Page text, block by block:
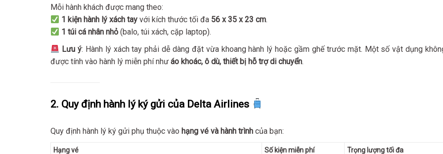
Mỗi hành khách được mang theo:
1 kiện hành lý xách tay với kích thước tối đa 56 x 35 x 23 cm.
1 túi cá nhân nhỏ (balo, túi xách, cặp laptop).
Lưu ý: Hành lý xách tay phải dễ dàng đặt vừa khoang hành lý hoặc gầm ghế trước mặt. Một số vật dụng
được tính vào hành lý miễn phí như áo khoác, ô dù, thiết bị hỗ trợ di chuyển.
2. Quy định hành lý ký gửi của Delta Airlines
Quy định hành lý ký gửi phụ thuộc vào hạng vé và hành trình của bạn:
Hạng vé Số kiện miễn phí Trọng lượng tối đa